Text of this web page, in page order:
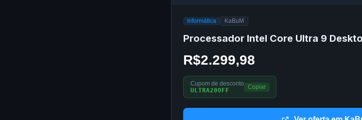
Informática KaBuM
Processador Intel Core Ultra 9
R$2.299,98
Cupom de desconto
ULTRA20OFF
Copiar